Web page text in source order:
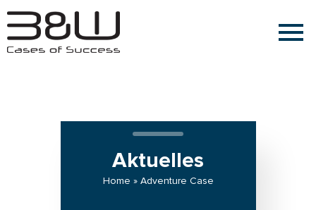
Aktuelles
Home » Adventure Case